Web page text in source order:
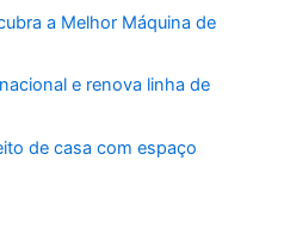
a Melhor Máquina de
e renova linha de
de casa com espaço